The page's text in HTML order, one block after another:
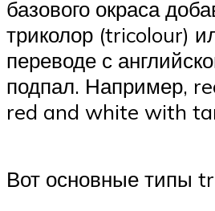
базового окраса
триколор (tricolour)
переводе с
подпал. Например,
red and white with
Вот основные типы